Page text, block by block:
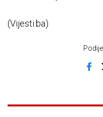
(Vijesti.ba)